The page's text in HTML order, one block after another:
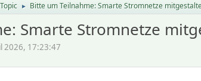
► Bitte um Teilnahme: Smarte Stromnetze
Smarte Stromnetze
2026, 17:23:47